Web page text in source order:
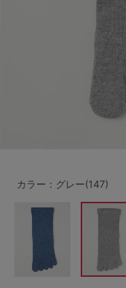
A70
B75
C75
D75
F65 F70 F75
G65 G75
H70
SS M
2,000～2,999円
カラー：グレー(147)